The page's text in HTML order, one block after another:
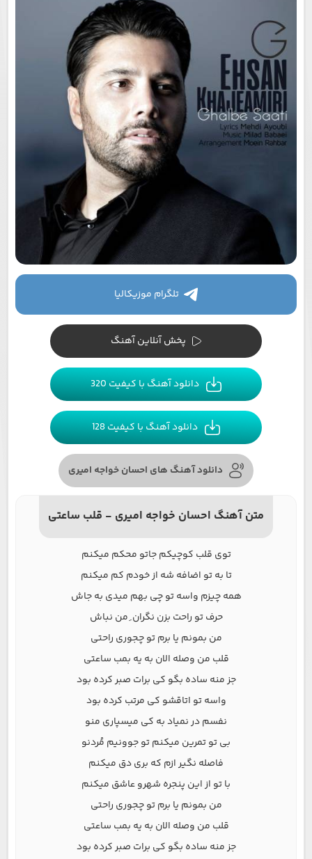
تلگرام موزیکالیا
پخش آنلاین آهنگ
دانلود آهنگ با کیفیت 320
دانلود آهنگ با کیفیت 128
دانلود آهنگ های احسان خواجه امیری
متن آهنگ احسان خواجه امیری - قلب ساعتی
توی قلب کوچیکم جاتو محکم میکنم
تا به تو اضافه شه از خودم کم میکنم
همه چیزم واسه تو چی بهم میدی به جاش
حرف تو راحت بزن نگران ِ من نباش
من بمونم یا برم تو چجوری راحتی
قلب من وصله الان به یه بمب ساعتی
جز منه ساده بگو کی برات صبر کرده بود
واسه تو اتاقشو کی مرتب کرده بود
نفسم در نمیاد به کی میسپاری منو
بی تو تمرین میکنم تو جوونیم مُردنو
فاصله نگیر ازم که بری دق میکنم
با تو از این پنجره شهرو عاشق میکنم
من بمونم یا برم تو چجوری راحتی
قلب من وصله الان به یه بمب ساعتی
جز منه ساده بگو کی برات صبر کرده بود